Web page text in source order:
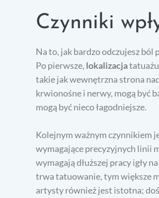
Czynniki
Na to, jak bardzo odczujesz
Po pierwsze, lokalizacja
takie jak wewnętrzna strona
krwionośne i nerwy, mogą być
mogą być nieco łagodniejsze.
Kolejnym ważnym czynnikiem
wymagające precyzyjnych linii
wymagają dłuższej pracy igły
trwa tatuowanie, tym większe
artysty również jest istotna;